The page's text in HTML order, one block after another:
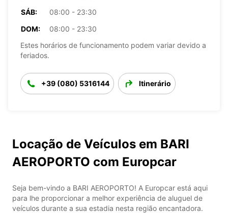
SÁB:
08:00 - 23:30
DOM:
08:00 - 23:30
Estes horários de funcionamento podem variar devido a
feriados.
+39 (080) 5316144 Itinerário
Locação de Veículos em BARI
AEROPORTO com Europcar
Seja bem-vindo a BARI AEROPORTO! A Europcar está aqui
para lhe proporcionar a melhor experiência de aluguel de
veículos durante a sua estadia nesta região encantadora.